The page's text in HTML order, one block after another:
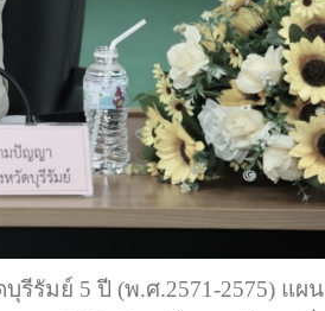
รัมย์ 5 ปี (พ.ศ.2571-2575) แผน